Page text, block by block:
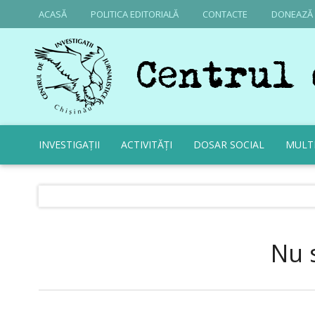
ACASĂ POLITICA EDITORIALĂ CONTACTE DONEAZĂ
INVESTIGAȚII ACTIVITĂȚI DOSAR SOCIAL
Nu